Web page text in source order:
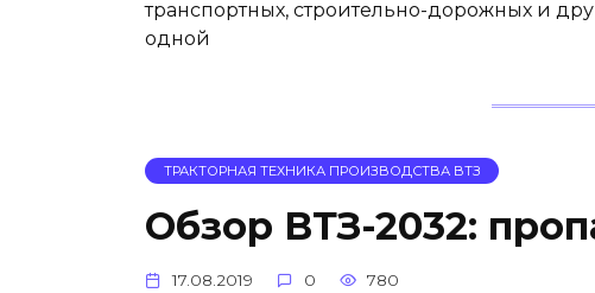
транспортных, строительно-дорожных и
одной
ТРАКТОРНАЯ ТЕХНИКА ПРОИЗВОДСТВА ВТЗ
Обзор ВТЗ-2032:
17.08.2019 0 780